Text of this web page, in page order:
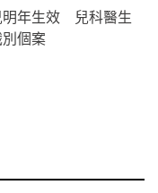
明年生效 兒科醫生
個案